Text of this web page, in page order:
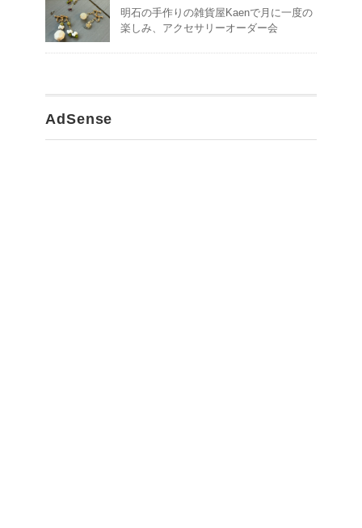
明石の手作りの雑貨屋Kaenで月に一度の
楽しみ、アクセサリーオーダー会
AdSense